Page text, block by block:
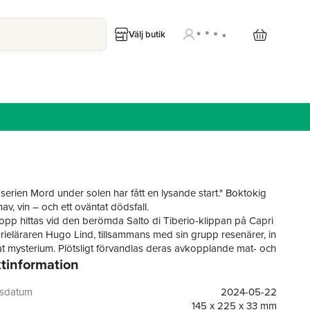
Välj butik
Mord under solen har fått en lysande start." Boktokig
vin – och ett oväntat dödsfall.
hittas vid den berömda Salto di Tiberio-klippan på Capri
Hugo Lind, tillsammans med sin grupp resenärer, in
mysterium. Plötsligt förvandlas deras avkopplande mat- och
arrangerad av Belmonte Travels och den karismatiska
Travels-broschyr återfinns i likets ficka. Har någon
en mörk hemlighet? Är det möjligt att en orm har smugit
2024-05-22
145 x 225 x 33 mm